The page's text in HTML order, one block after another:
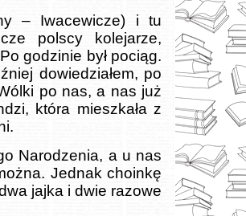
– Iwacewicze) i tu
polscy kolejarze,
godzinie był pociąg.
dowiedziałem, po
po nas, a nas już
która mieszkała z
Narodzenia, a u nas
Jednak choinkę
jajka i dwie razowe